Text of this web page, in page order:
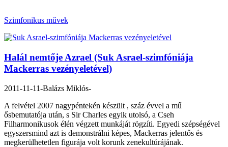
Szimfonikus művek
Halál nemtője Azrael (Suk Asrael-szimfóniája
Mackerras vezényeletével)
2011-11-11- Balázs Miklós-
A felvétel 2007 nagypéntekén készült , száz évvel a mű
ősbemutatója után, s Sir Charles egyik utolsó, a Cseh
Filharmonikusok élén végzett munkáját rögzíti. Egyedi szépségével
egyszersmind azt is demonstrálni képes, Mackerras jelentős és
megkerülhetetlen figurája volt korunk zenekultúrájának.